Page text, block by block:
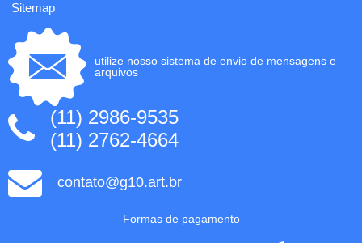
Sitemap
utilize nosso sistema de envio de mensagens e
arquivos
(11) 2986-9535
(11) 2762-4664
contato@g10.art.br
Formas de pagamento